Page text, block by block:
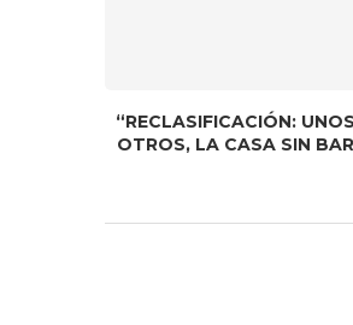
“RECLASIFICACIÓN:
OTROS, LA CASA SIN